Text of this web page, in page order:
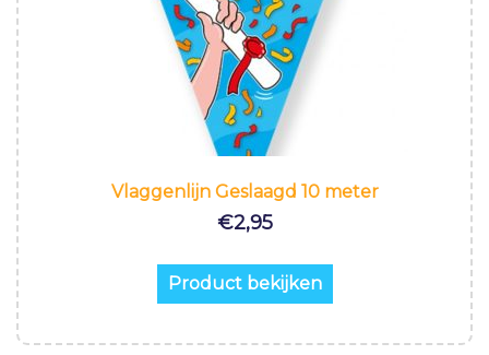
Vlaggenlijn Geslaagd 10 meter
€2,95
Product bekijken